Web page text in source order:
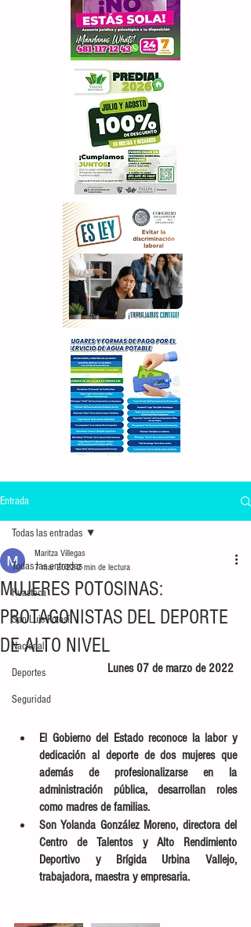
Entrada
Todas las entradas
Huasteca
San Luis Potosí
Nacional
Deportes
Seguridad
Todas las entradas
MUJERES POTOSINAS:
PROTAGONISTAS DEL DEPORTE
DE ALTO NIVEL
Maritza Villegas
7 mar 20222 min de lectura
Lunes 07 de marzo de 2022
El Gobierno del Estado reconoce la labor y
dedicación al deporte de dos mujeres que
además de profesionalizarse en la
administración pública, desarrollan roles
como madres de familias.
Son Yolanda González Moreno, directora del
Centro de Talentos y Alto Rendimiento
Deportivo y Brígida Urbina Vallejo,
trabajadora, maestra y empresaria.